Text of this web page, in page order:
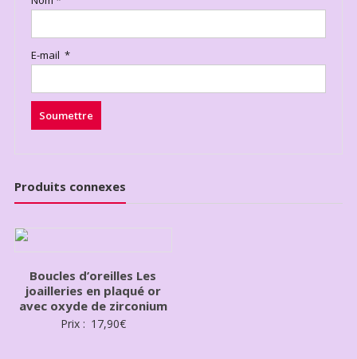
E-mail *
Produits connexes
Boucles d’oreilles Les
joailleries en plaqué or
avec oxyde de zirconium
Prix : 17,90€